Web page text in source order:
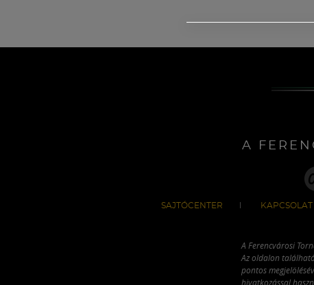
A
SAJTÓCENTER KAPCSOLAT
A Ferencvárosi
Az oldalon
pontos
hivatkozással